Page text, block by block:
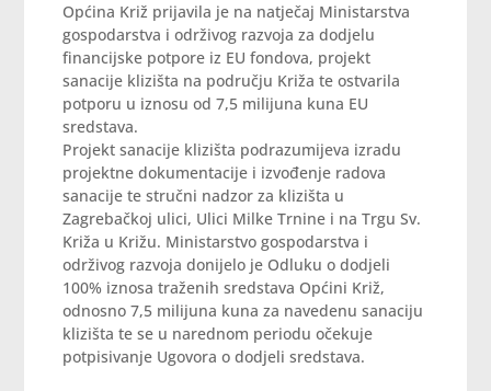
Općina Križ prijavila je na natječaj Ministarstva
gospodarstva i održivog razvoja za dodjelu
financijske potpore iz EU fondova, projekt
sanacije klizišta na području Križa te ostvarila
potporu u iznosu od 7,5 milijuna kuna EU
sredstava.
Projekt sanacije klizišta podrazumijeva izradu
projektne dokumentacije i izvođenje radova
sanacije te stručni nadzor za klizišta u
Zagrebačkoj ulici, Ulici Milke Trnine i na Trgu Sv.
Križa u Križu. Ministarstvo gospodarstva i
održivog razvoja donijelo je Odluku o dodjeli
100% iznosa traženih sredstava Općini Križ,
odnosno 7,5 milijuna kuna za navedenu sanaciju
klizišta te se u narednom periodu očekuje
potpisivanje Ugovora o dodjeli sredstava.